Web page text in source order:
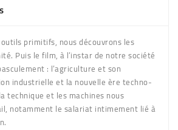
primitifs, nous découvrons les
Puis le film, à l’instar de notre société
: l’agriculture et son
industrielle et la nouvelle ère techno-
technique et les machines nous
notamment le salariat intimement lié à